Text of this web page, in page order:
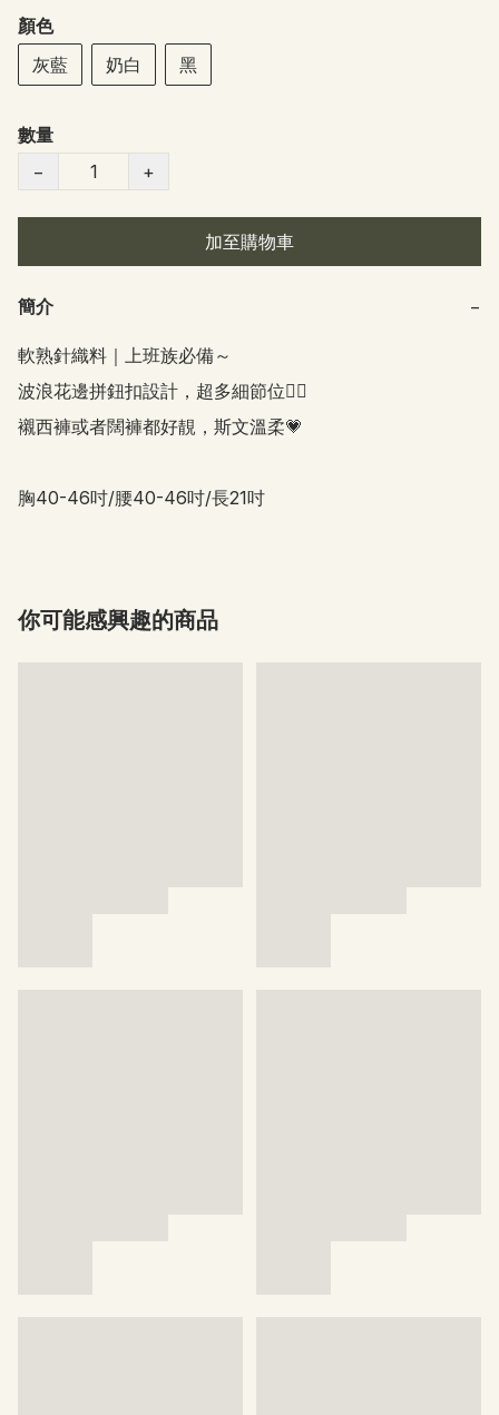
顏色
灰藍
奶白 黑
數量
−
+
加至購物車
簡介 −
軟熟針織料｜上班族必備～
波浪花邊拼鈕扣設計，超多細節位👍🏻
襯西褲或者闊褲都好靚，斯文溫柔💗
胸40-46吋/腰40-46吋/長21吋
你可能感興趣的商品